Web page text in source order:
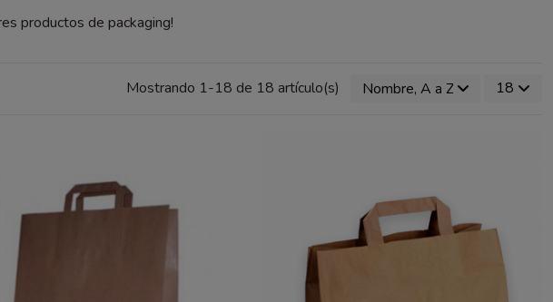
productos de packaging!
Mostrando 1-18 de 18 artículo(s) Nombre, A a Z 18